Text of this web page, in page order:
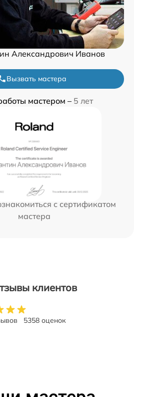
Александрович Иванов
Вызвать мастера
мастером – 5 лет
с сертификатом
мастера
клиентов
5358 оценок